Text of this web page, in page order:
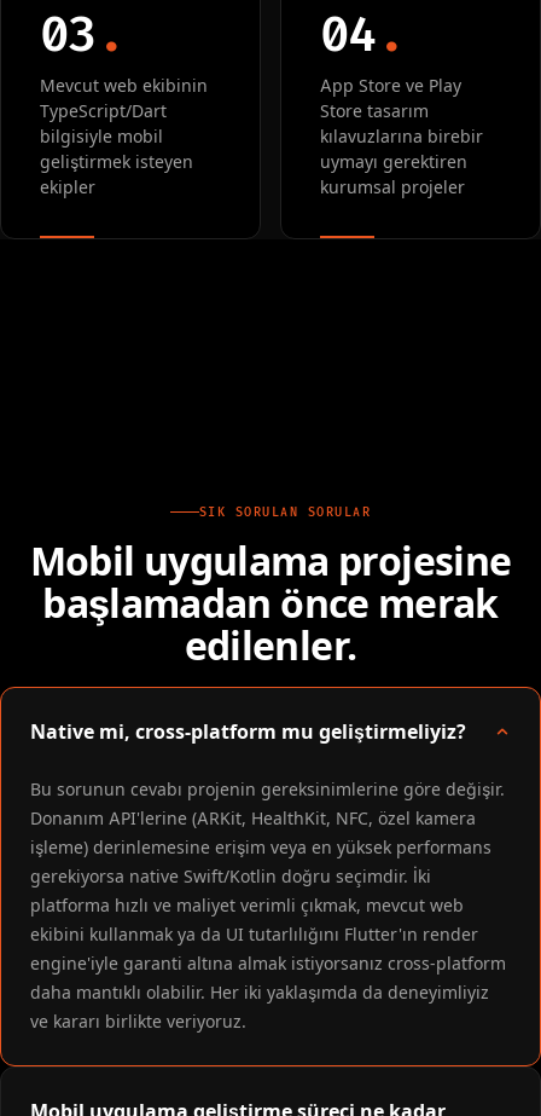
03.
Mevcut web ekibinin
TypeScript/Dart
bilgisiyle mobil
geliştirmek isteyen
ekipler
04.
App Store ve Play
Store tasarım
kılavuzlarına birebir
uymayı gerektiren
kurumsal projeler
SIK SORULAN SORULAR
Mobil uygulama projesine
başlamadan önce merak
edilenler.
Native mi, cross-platform mu geliştirmeliyiz?
Bu sorunun cevabı projenin gereksinimlerine göre değişir.
Donanım API'lerine (ARKit, HealthKit, NFC, özel kamera
işleme) derinlemesine erişim veya en yüksek performans
gerekiyorsa native Swift/Kotlin doğru seçimdir. İki
platforma hızlı ve maliyet verimli çıkmak, mevcut web
ekibini kullanmak ya da UI tutarlılığını Flutter'ın render
engine'iyle garanti altına almak istiyorsanız cross-platform
daha mantıklı olabilir. Her iki yaklaşımda da deneyimliyiz
ve kararı birlikte veriyoruz.
Mobil uygulama geliştirme süreci ne kadar